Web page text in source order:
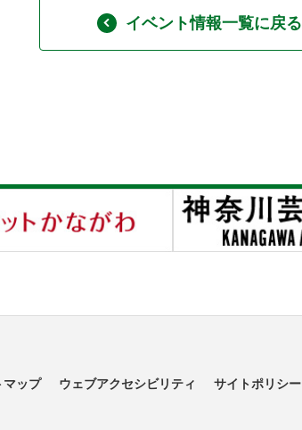
イベント情報一覧に戻る
マップ ウェブアクセシビリティ サイトポリシー